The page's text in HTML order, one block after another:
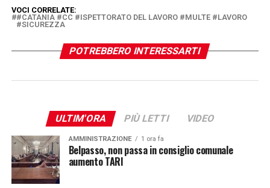
VOCI CORRELATE:
#CATANIA #CC #ISPETTORATO DEL LAVORO #MULTE #LAVORO
#SICUREZZA
POTREBBERO INTERESSARTI
ULTIM'ORA PIÙ LETTI VIDEO
AMMINISTRAZIONE 1 ora fa
Belpasso, non passa in consiglio comunale
aumento TARI